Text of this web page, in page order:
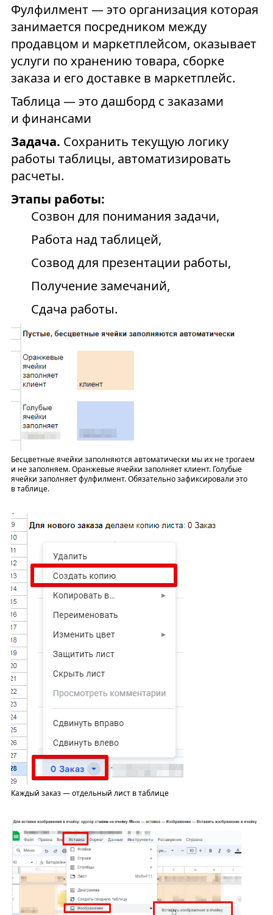
Фулфилмент — это организация которая
занимается посредником между
продавцом и маркетплейсом, оказывает
услуги по хранению товара, сборке
заказа и его доставке в маркетплейс.
Таблица — это дашборд с заказами
и финансами
Задача. Сохранить текущую логику
работы таблицы, автоматизировать
расчеты.
Этапы работы:
Созвон для понимания задачи,
Работа над таблицей,
Созвод для презентации работы,
Получение замечаний,
Сдача работы.
Бесцветные ячейки заполняются автоматически мы их не трогаем
и не заполняем. Оранжевые ячейки заполняет клиент. Голубые
ячейки заполняет фулфилмент. Обязательно зафиксировали это
в таблице.
Каждый заказ — отдельный лист в таблице